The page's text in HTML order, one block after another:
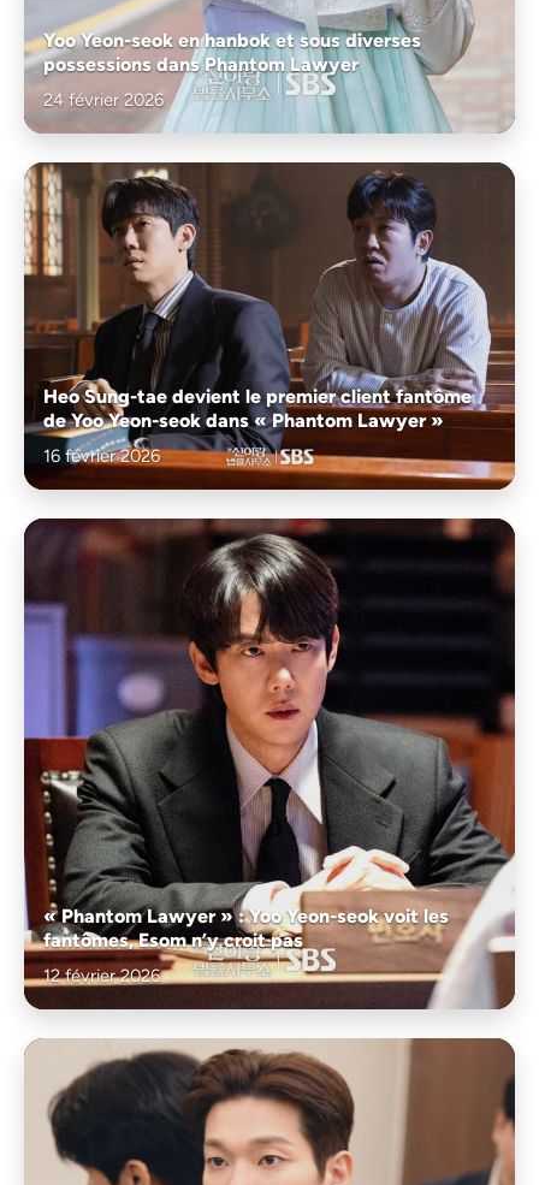
Yoo Yeon-seok en hanbok et sous diverses
possessions dans Phantom Lawyer
24 février 2026
Heo Sung-tae devient le premier client fantôme
de Yoo Yeon-seok dans « Phantom Lawyer »
16 février 2026
« Phantom Lawyer » : Yoo Yeon-seok voit les
fantômes, Esom n’y croit pas
12 février 2026